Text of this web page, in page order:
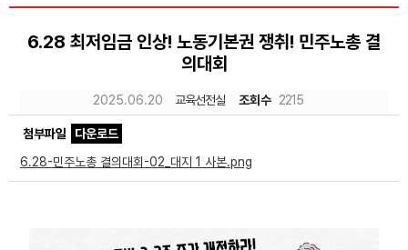
6.28 최저임금 인상! 노동기본권 쟁취! 민주노총 결
의대회
2025.06.20 교육선전실 조회수 2215
첨부파일
다운로드
6.28-민주노총 결의대회-02_대지 1 사본.png
공지사항
성명·보도
노동상담
자료
Sketchbook5, 스케치북5